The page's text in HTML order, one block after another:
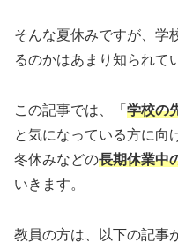
そんな夏休みですが、学
るのかはあまり知られて
この記事では、「 学校の
と気になっている方に向
冬休みなどの長期休業中
いきます。
教員の方は、以下の記事